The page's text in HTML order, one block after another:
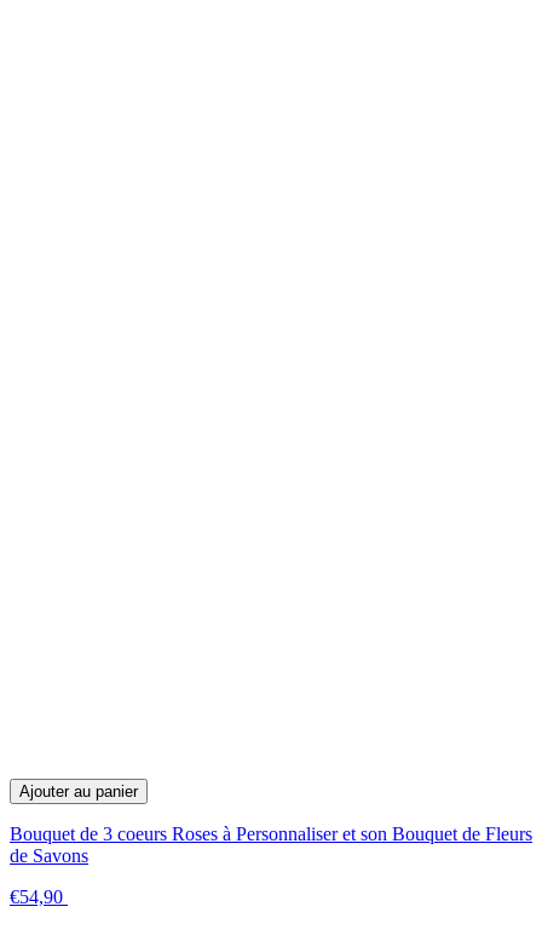
Ajouter au panier
Bouquet de 3 coeurs Roses à Personnaliser et son Bouquet de Fleurs
de Savons
€54,90